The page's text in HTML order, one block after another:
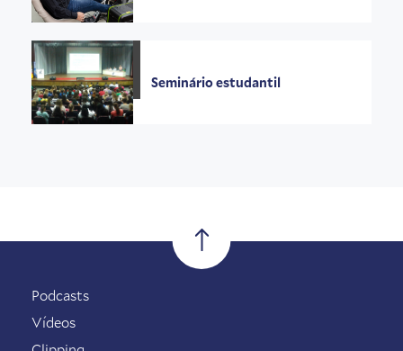
Seminário estudantil
Podcasts
Vídeos